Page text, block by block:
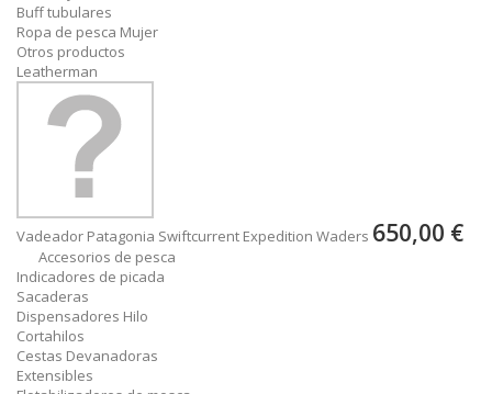
Buff tubulares
Ropa de pesca Mujer
Otros productos
Leatherman
Vadeador Patagonia Swiftcurrent Expedition Waders 650,00 €
Accesorios de pesca
Indicadores de picada
Sacaderas
Dispensadores Hilo
Cortahilos
Cestas Devanadoras
Extensibles